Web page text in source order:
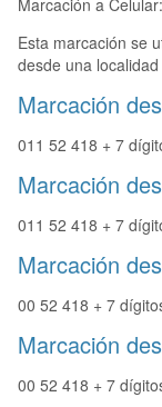
Marcación a
Esta marcación se
desde una
Marcación
011 52 418 + 7
Marcación
011 52 418 + 7
Marcación
00 52 418 + 7
Marcación
00 52 418 + 7